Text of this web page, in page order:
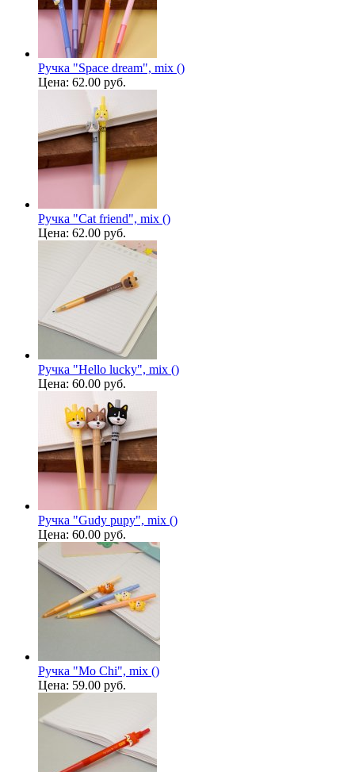
Ручка "Space dream", mix ()
Цена: 62.00 руб.
Ручка "Cat friend", mix ()
Цена: 62.00 руб.
Ручка "Hello lucky", mix ()
Цена: 60.00 руб.
Ручка "Gudy pupy", mix ()
Цена: 60.00 руб.
Ручка "Mo Chi", mix ()
Цена: 59.00 руб.